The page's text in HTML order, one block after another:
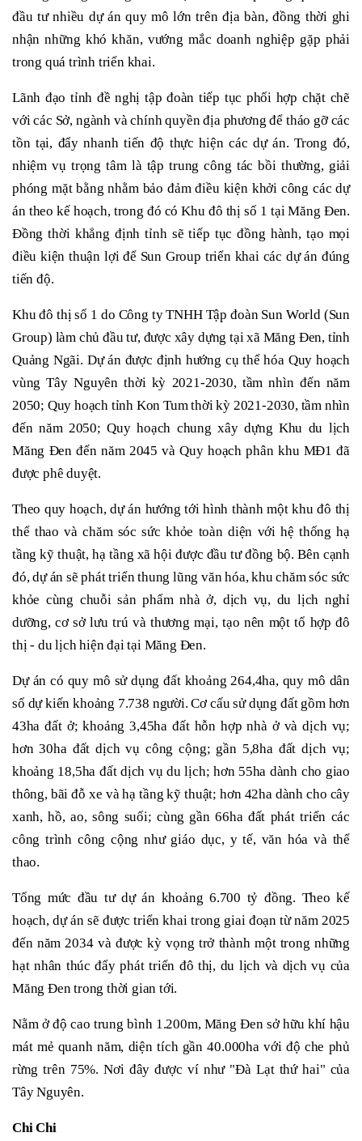
đầu tư nhiều dự án quy mô lớn trên địa bàn, đồng thời ghi
nhận những khó khăn, vướng mắc doanh nghiệp gặp phải
trong quá trình triển khai.
Lãnh đạo tỉnh đề nghị tập đoàn tiếp tục phối hợp chặt chẽ
với các Sở, ngành và chính quyền địa phương để tháo gỡ các
tồn tại, đẩy nhanh tiến độ thực hiện các dự án. Trong đó,
nhiệm vụ trọng tâm là tập trung công tác bồi thường, giải
phóng mặt bằng nhằm bảo đảm điều kiện khởi công các dự
án theo kế hoạch, trong đó có Khu đô thị số 1 tại Măng Đen.
Đồng thời khẳng định tỉnh sẽ tiếp tục đồng hành, tạo mọi
điều kiện thuận lợi để Sun Group triển khai các dự án đúng
tiến độ.
Khu đô thị số 1 do Công ty TNHH Tập đoàn Sun World (Sun
Group) làm chủ đầu tư, được xây dựng tại xã Măng Đen, tỉnh
Quảng Ngãi. Dự án được định hướng cụ thể hóa Quy hoạch
vùng Tây Nguyên thời kỳ 2021-2030, tầm nhìn đến năm
2050; Quy hoạch tỉnh Kon Tum thời kỳ 2021-2030, tầm nhìn
đến năm 2050; Quy hoạch chung xây dựng Khu du lịch
Măng Đen đến năm 2045 và Quy hoạch phân khu MĐ1 đã
được phê duyệt.
Theo quy hoạch, dự án hướng tới hình thành một khu đô thị
thể thao và chăm sóc sức khỏe toàn diện với hệ thống hạ
tầng kỹ thuật, hạ tầng xã hội được đầu tư đồng bộ. Bên cạnh
đó, dự án sẽ phát triển thung lũng văn hóa, khu chăm sóc sức
khỏe cùng chuỗi sản phẩm nhà ở, dịch vụ, du lịch nghỉ
dưỡng, cơ sở lưu trú và thương mại, tạo nên một tổ hợp đô
thị - du lịch hiện đại tại Măng Đen.
Dự án có quy mô sử dụng đất khoảng 264,4ha, quy mô dân
số dự kiến khoảng 7.738 người. Cơ cấu sử dụng đất gồm hơn
43ha đất ở; khoảng 3,45ha đất hỗn hợp nhà ở và dịch vụ;
hơn 30ha đất dịch vụ công cộng; gần 5,8ha đất dịch vụ;
khoảng 18,5ha đất dịch vụ du lịch; hơn 55ha dành cho giao
thông, bãi đỗ xe và hạ tầng kỹ thuật; hơn 42ha dành cho cây
xanh, hồ, ao, sông suối; cùng gần 66ha đất phát triển các
công trình công cộng như giáo dục, y tế, văn hóa và thể
thao.
Tổng mức đầu tư dự án khoảng 6.700 tỷ đồng. Theo kế
hoạch, dự án sẽ được triển khai trong giai đoạn từ năm 2025
đến năm 2034 và được kỳ vọng trở thành một trong những
hạt nhân thúc đẩy phát triển đô thị, du lịch và dịch vụ của
Măng Đen trong thời gian tới.
Nằm ở độ cao trung bình 1.200m, Măng Đen sở hữu khí hậu
mát mẻ quanh năm, diện tích gần 40.000ha với độ che phủ
rừng trên 75%. Nơi đây được ví như "Đà Lạt thứ hai" của
Tây Nguyên.
Chi Chi